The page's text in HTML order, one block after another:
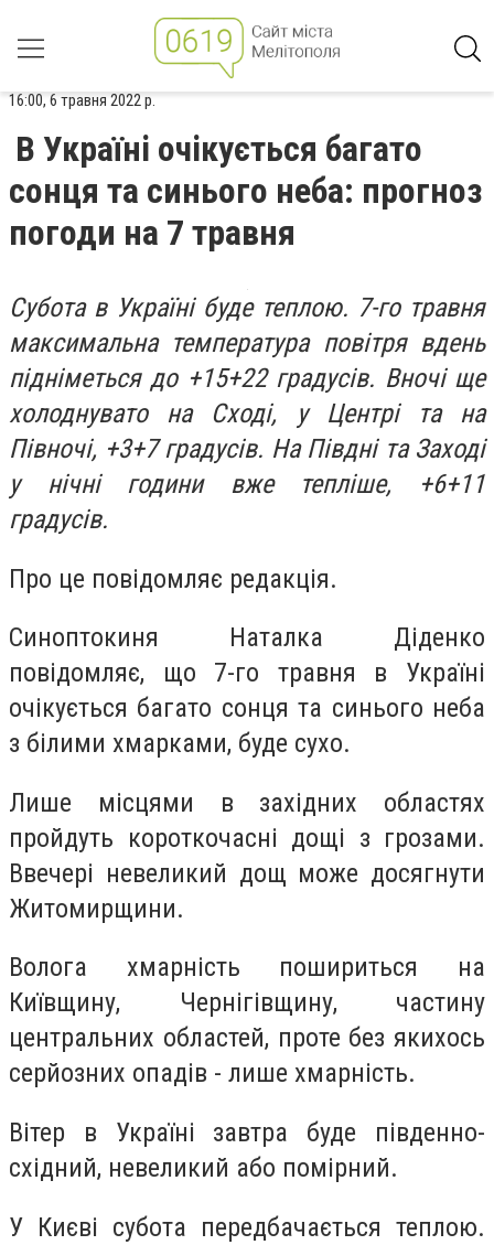
16:00, 6 травня 2022 р.
В Україні очікується багато
сонця та синього неба: прогноз
погоди на 7 травня
Субота в Україні буде теплою. 7-го травня
максимальна температура повітря вдень
підніметься до +15+22 градусів. Вночі ще
холоднувато на Сході, у Центрі та на
Півночі, +3+7 градусів. На Півдні та Заході
у нічні години вже тепліше, +6+11
градусів.
Про це повідомляє редакція.
Синоптокиня Наталка Діденко
повідомляє, що 7-го травня в Україні
очікується багато сонця та синього неба
з білими хмарками, буде сухо.
Лише місцями в західних областях
пройдуть короткочасні дощі з грозами.
Ввечері невеликий дощ може досягнути
Житомирщини.
Волога хмарність пошириться на
Київщину, Чернігівщину, частину
центральних областей, проте без якихось
серйозних опадів - лише хмарність.
Вітер в Україні завтра буде південно-
східний, невеликий або помірний.
У Києві субота передбачається теплою.